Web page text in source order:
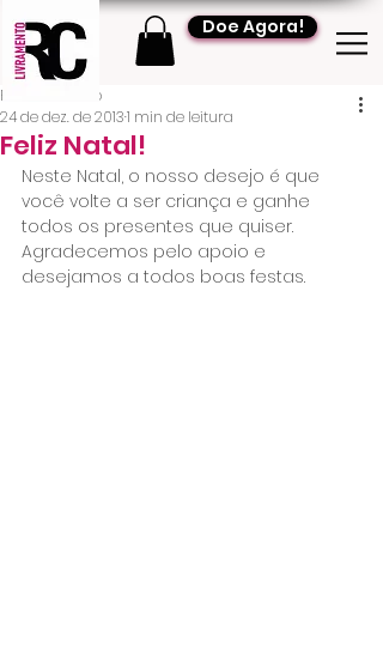
Doe Agora!
Feliz Natal!
RC Livramento
24 de dez. de 20131 min de leitura
Neste Natal, o nosso desejo é que
você volte a ser criança e ganhe
todos os presentes que quiser.
Agradecemos pelo apoio e
desejamos a todos boas festas.